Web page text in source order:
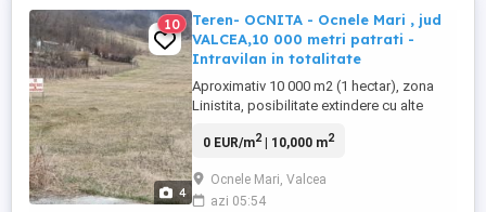
4
10
Teren- OCNITA - Ocnele Mari , jud
VALCEA,10 000 metri patrati -
Intravilan in totalitate
Aproximativ 10 000 m2 (1 hectar), zona
Linistita, posibilitate extindere cu alte
montare panouri solare, parc fotovoltaic,
vedere spre S. E.; Ocnele Mari,
VL,Construibil, Zona Slatioarele, aproape
0 EUR/m2| 10,000 m2
Ocnele Mari, Valcea
azi 05:54